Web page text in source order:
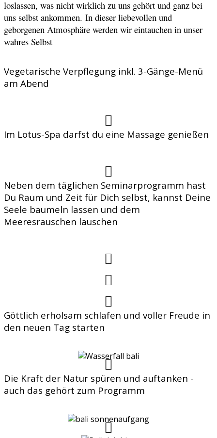
loslassen, was nicht wirklich zu uns gehört und ganz bei
uns selbst ankommen. In dieser liebevollen und
geborgenen Atmosphäre werden wir eintauchen in unser
wahres Selbst
Vegetarische Verpflegung inkl. 3-Gänge-Menü
am Abend
Im Lotus-Spa darfst du eine Massage genießen
Neben dem täglichen Seminarprogramm hast
Du Raum und Zeit für Dich selbst, kannst Deine
Seele baumeln lassen und dem
Meeresrauschen lauschen
Göttlich erholsam schlafen und voller Freude in
den neuen Tag starten
Die Kraft der Natur spüren und auftanken -
auch das gehört zum Programm